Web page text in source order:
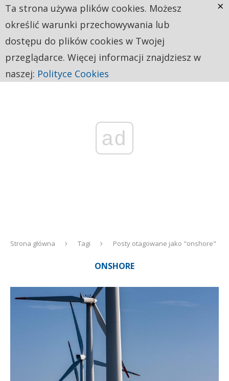
ad
Strona główna Tagi Posty otagowane jako "onshore"
ONSHORE
Ta strona używa plików cookies. Możesz
określić warunki przechowywania lub
dostępu do plików cookies w Twojej
przeglądarce. Więcej informacji znajdziesz w
naszej: Polityce Cookies
×